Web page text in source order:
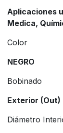
Aplicaciones
Medica,
Color
NEGRO
Bobinado
Exterior (Out)
Diámetro